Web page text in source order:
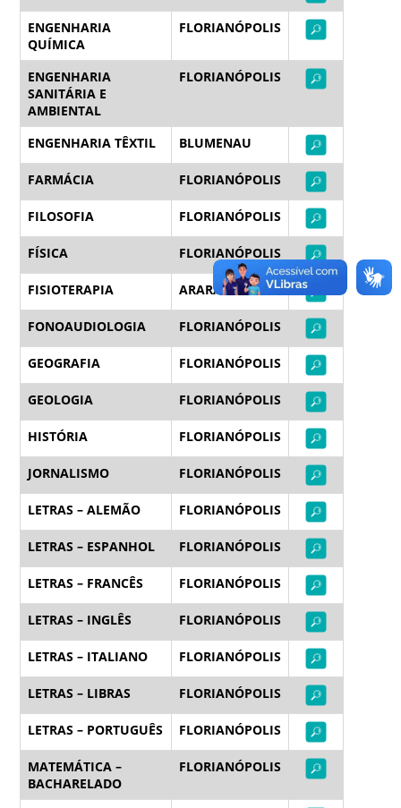
ENGENHARIA
QUÍMICA
FLORIANÓPOLIS
ENGENHARIA
SANITÁRIA E
AMBIENTAL
FLORIANÓPOLIS
ENGENHARIA TÊXTIL BLUMENAU
FARMÁCIA FLORIANÓPOLIS
FILOSOFIA FLORIANÓPOLIS
FÍSICA FLORIANÓPOLIS
FISIOTERAPIA ARARANGUÁ
FONOAUDIOLOGIA FLORIANÓPOLIS
GEOGRAFIA FLORIANÓPOLIS
GEOLOGIA FLORIANÓPOLIS
HISTÓRIA FLORIANÓPOLIS
JORNALISMO FLORIANÓPOLIS
LETRAS – ALEMÃO FLORIANÓPOLIS
LETRAS – ESPANHOL FLORIANÓPOLIS
LETRAS – FRANCÊS FLORIANÓPOLIS
LETRAS – INGLÊS FLORIANÓPOLIS
LETRAS – ITALIANO FLORIANÓPOLIS
LETRAS – LIBRAS FLORIANÓPOLIS
LETRAS – PORTUGUÊS FLORIANÓPOLIS
MATEMÁTICA –
BACHARELADO
FLORIANÓPOLIS